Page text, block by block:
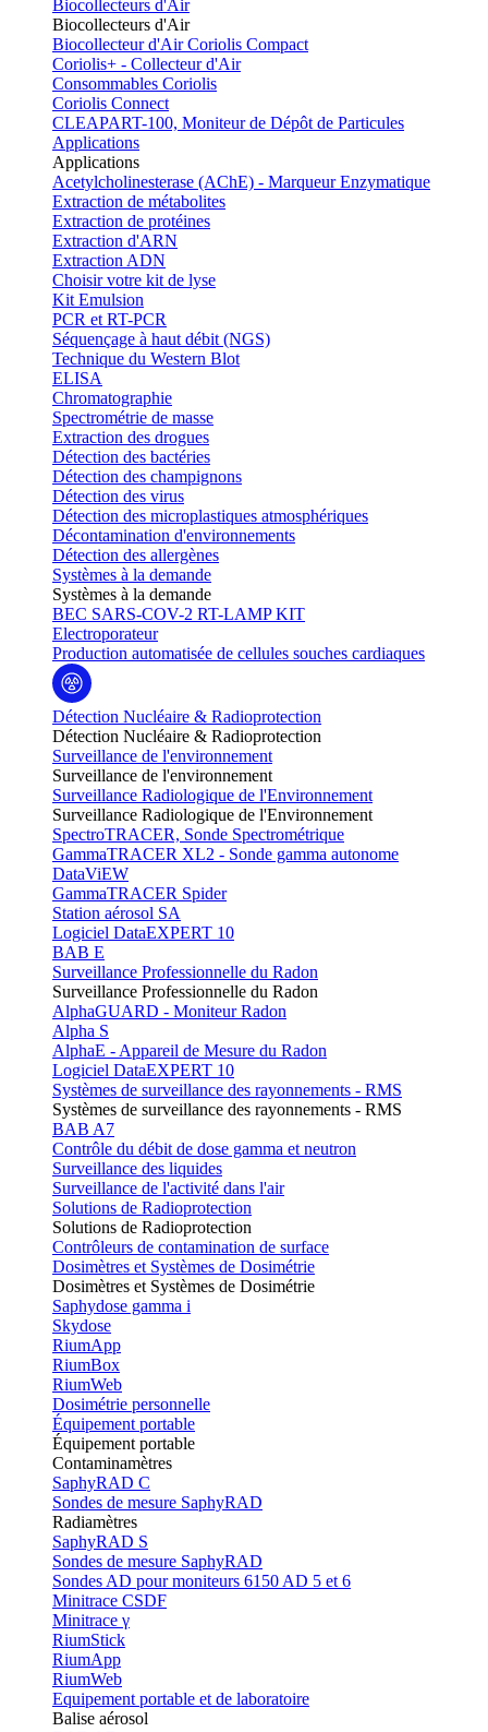
Biocollecteurs d'Air
Biocollecteurs d'Air
Biocollecteur d'Air Coriolis Compact
Coriolis+ - Collecteur d'Air
Consommables Coriolis
Coriolis Connect
CLEAPART-100, Moniteur de Dépôt de Particules
Applications
Applications
Acetylcholinesterase (AChE) - Marqueur Enzymatique
Extraction de métabolites
Extraction de protéines
Extraction d'ARN
Extraction ADN
Choisir votre kit de lyse
Kit Emulsion
PCR et RT-PCR
Séquençage à haut débit (NGS)
Technique du Western Blot
ELISA
Chromatographie
Spectrométrie de masse
Extraction des drogues
Détection des bactéries
Détection des champignons
Détection des virus
Détection des microplastiques atmosphériques
Décontamination d'environnements
Détection des allergènes
Systèmes à la demande
Systèmes à la demande
BEC SARS-COV-2 RT-LAMP KIT
Electroporateur
Production automatisée de cellules souches cardiaques
Détection Nucléaire & Radioprotection
Détection Nucléaire & Radioprotection
Surveillance de l'environnement
Surveillance de l'environnement
Surveillance Radiologique de l'Environnement
Surveillance Radiologique de l'Environnement
SpectroTRACER, Sonde Spectrométrique
GammaTRACER XL2 - Sonde gamma autonome
DataViEW
GammaTRACER Spider
Station aérosol SA
Logiciel DataEXPERT 10
BAB E
Surveillance Professionnelle du Radon
Surveillance Professionnelle du Radon
AlphaGUARD - Moniteur Radon
Alpha S
AlphaE - Appareil de Mesure du Radon
Logiciel DataEXPERT 10
Systèmes de surveillance des rayonnements - RMS
Systèmes de surveillance des rayonnements - RMS
BAB A7
Contrôle du débit de dose gamma et neutron
Surveillance des liquides
Surveillance de l'activité dans l'air
Solutions de Radioprotection
Solutions de Radioprotection
Contrôleurs de contamination de surface
Dosimètres et Systèmes de Dosimétrie
Dosimètres et Systèmes de Dosimétrie
Saphydose gamma i
Skydose
RiumApp
RiumBox
RiumWeb
Dosimétrie personnelle
Équipement portable
Équipement portable
Contaminamètres
SaphyRAD C
Sondes de mesure SaphyRAD
Radiamètres
SaphyRAD S
Sondes de mesure SaphyRAD
Sondes AD pour moniteurs 6150 AD 5 et 6
Minitrace CSDF
Minitrace γ
RiumStick
RiumApp
RiumWeb
Equipement portable et de laboratoire
Balise aérosol